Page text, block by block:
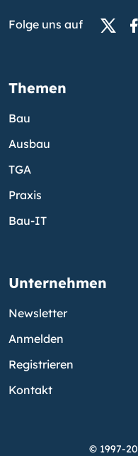
Folge uns auf
Themen
Bau
Ausbau
TGA
Praxis
Bau-IT
Unternehmen
Newsletter
Anmelden
Registrieren
Kontakt
© 1997-